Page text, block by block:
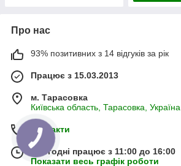
Про нас
93% позитивних з 14 відгуків за рік
Працює з 15.03.2013
м. Тарасовка
Київська область, Тарасовка, Україна
Контакти
Сьогодні працює з 11:00 до 16:00
Показати весь графік роботи